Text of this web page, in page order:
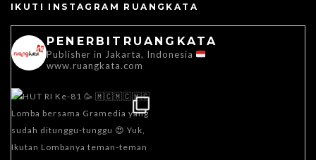
IKUTI INSTAGRAM RUANGKATA
PENERBITRUANGKATA
Publisher in Jakarta, Indonesia
www.ruangkata.com